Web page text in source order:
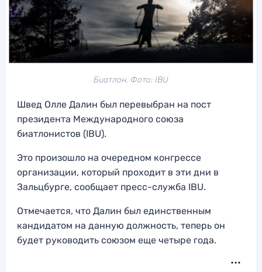
Биатлон. Фото: IBU
Швед Олле Далин был перевыбран на пост
президента Международного союза
биатлонистов (IBU).
Это произошло на очередном конгрессе
организации, который проходит в эти дни в
Зальцбурге, сообщает пресс-служба IBU.
Отмечается, что Далин был единственным
кандидатом на данную должность, теперь он
будет руководить союзом еще четыре года.